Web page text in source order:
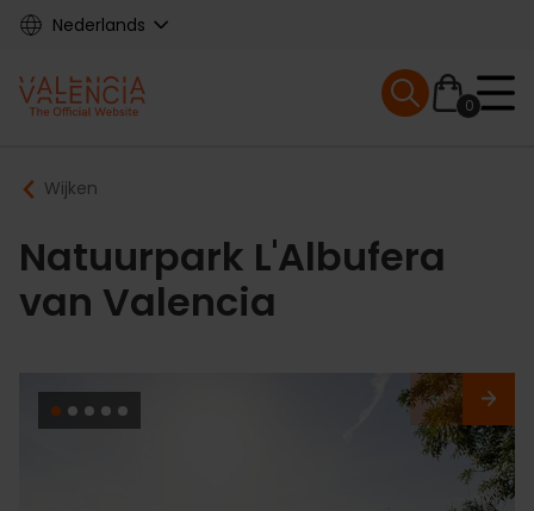
Skip
content
Nederlands
Main
navigation
0
Mobile menu
Breadcrumb
Wijken
Natuurpark L'Albufera
van Valencia